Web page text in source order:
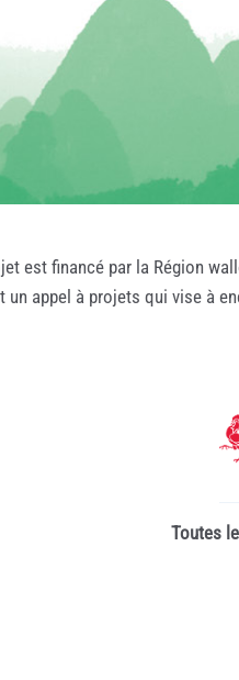
est financé par la Région
un appel à projets qui vise à
Toutes